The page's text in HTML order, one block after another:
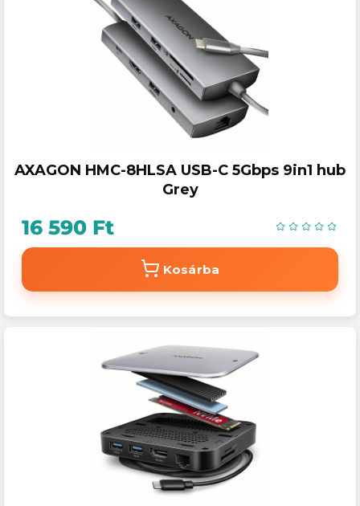
AXAGON HMC-8HLSA USB-C 5Gbps 9in1 hub
Grey
16 590 Ft
Kosárba